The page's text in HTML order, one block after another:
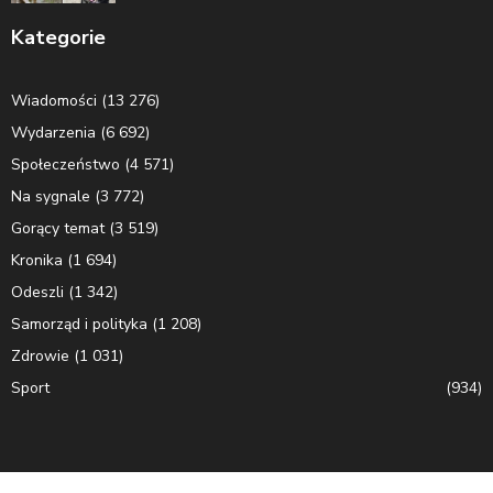
Kategorie
Wiadomości (13 276)
Wydarzenia (6 692)
Społeczeństwo (4 571)
Na sygnale (3 772)
Gorący temat(3 519)
Kronika (1 694)
Odeszli (1 342)
Samorząd i polityka (1 208)
Zdrowie (1 031)
Sport
(934)